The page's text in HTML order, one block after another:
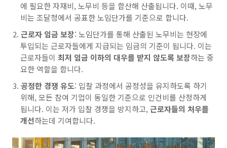
에 필요한 자재비, 노무비 등을 합산해 산출됩니다. 이때, 노무
비는 조달청에서 공표한 노임단가를 기준으로 합니다.
근로자 임금 보장: 노임단가를 통해 산출된 노무비는 현장에
투입되는 근로자들에게 지급되는 임금의 기준이 됩니다. 이는
근로자들이 최저 임금 이하의 대우를 받지 않도록 보장하는 중
요한 역할을 합니다.
공정한 경쟁 유도: 입찰 과정에서 공정성을 유지하도록 하기
위해, 모든 참여 기업이 동일한 기준으로 인건비를 산정하게
됩니다. 이는 저가 입찰 경쟁을 방지하고, 근로자들의 처우를
개선하는데 기여합니다.